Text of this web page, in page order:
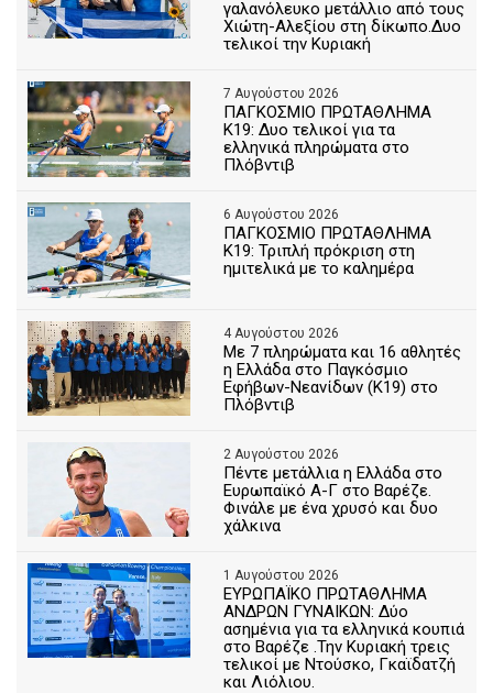
γαλανόλευκο μετάλλιο από τους
Χιώτη-Αλεξίου στη δίκωπο.Δυο
τελικοί την Κυριακή
7 Αυγούστου 2026
ΠΑΓΚΟΣΜΙΟ ΠΡΩΤΑΘΛΗΜΑ
Κ19: Δυο τελικοί για τα
ελληνικά πληρώματα στο
Πλόβντιβ
6 Αυγούστου 2026
ΠΑΓΚΟΣΜΙΟ ΠΡΩΤΑΘΛΗΜΑ
Κ19: Τριπλή πρόκριση στη
ημιτελικά με το καλημέρα
4 Αυγούστου 2026
Με 7 πληρώματα και 16 αθλητές
η Ελλάδα στο Παγκόσμιο
Εφήβων-Νεανίδων (Κ19) στο
Πλόβντιβ
2 Αυγούστου 2026
Πέντε μετάλλια η Ελλάδα στο
Ευρωπαϊκό Α-Γ στο Βαρέζε.
Φινάλε με ένα χρυσό και δυο
χάλκινα
1 Αυγούστου 2026
ΕΥΡΩΠΑΪΚΟ ΠΡΩΤΑΘΛΗΜΑ
ΑΝΔΡΩΝ ΓΥΝΑΙΚΩΝ: Δύο
ασημένια για τα ελληνικά κουπιά
στο Βαρέζε .Την Κυριακή τρεις
τελικοί με Ντούσκο, Γκαϊδατζή
και Λιόλιου.